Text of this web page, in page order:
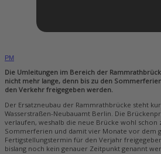
PM
Die Umleitungen im Bereich der
nicht mehr lange, denn bis zu den
den Verkehr freigegeben werden.
Der Ersatzneubau der Rammrathbrücke steht
Wasserstraßen-Neubauamt Berlin. Die
verlaufen, weshalb die neue Brücke wohl schon
Sommerferien und damit vier Monate vor dem
Fertigstellungstermin für den Verjahr
bislang noch kein genauer Zeitpunkt genannt